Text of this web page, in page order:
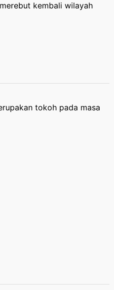
kembali wilayah
tokoh pada masa